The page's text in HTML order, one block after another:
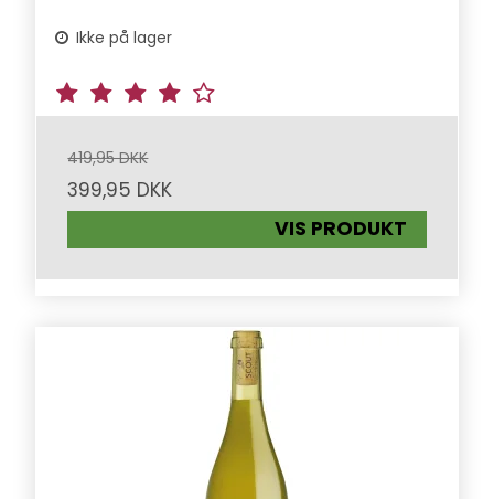
Ikke på lager
419,95 DKK
399,95 DKK
VIS PRODUKT